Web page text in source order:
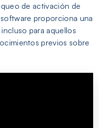
de activación de
proporciona una
para aquellos
previos sobre